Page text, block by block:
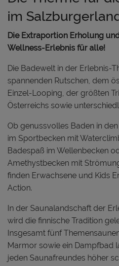
im
Die Extraportion Erholung
Wellness-Erlebnis für alle!
Die Badewelt in der Erlebnis-
spannenden Rutschen, dem
Einzel-Looping, der größten
Österreichs sowie
Ob genussvolles Baden in
im Sportbecken mit
Badespaß im Wellenbecken
Amethystbecken mit
finden Erwachsene und Kids
Action.
In der Saunalandschaft der
wird die finnische Tradition
Insgesamt fünf
Marmor sowie ein Dampfbad
jeden Saunafreundes höher